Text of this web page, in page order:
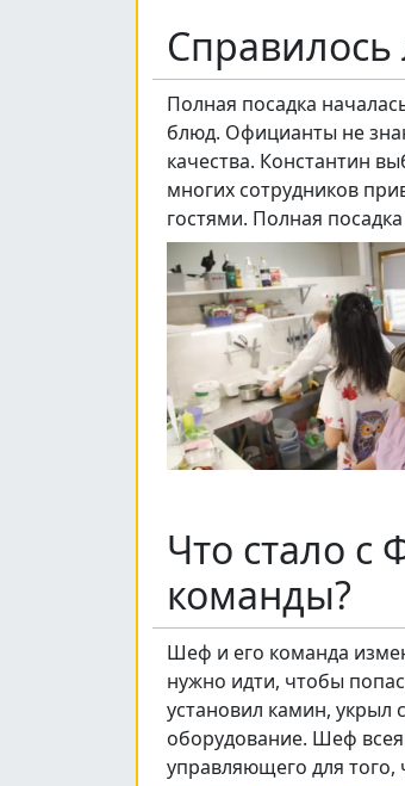
Справилось
Полная посадка
блюд. Официанты не
качества. Константин
многих сотрудников
гостями. Полная
Что стало с
команды?
Шеф и его команда
нужно идти, чтобы
установил камин, укрыл
оборудование. Шеф
управляющего для